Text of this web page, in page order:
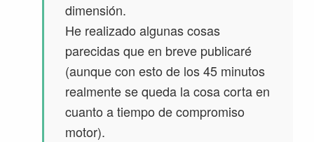
dimensión.
He realizado algunas cosas
parecidas que en breve publicaré
(aunque con esto de los 45 minutos
realmente se queda la cosa corta en
cuanto a tiempo de compromiso
motor).